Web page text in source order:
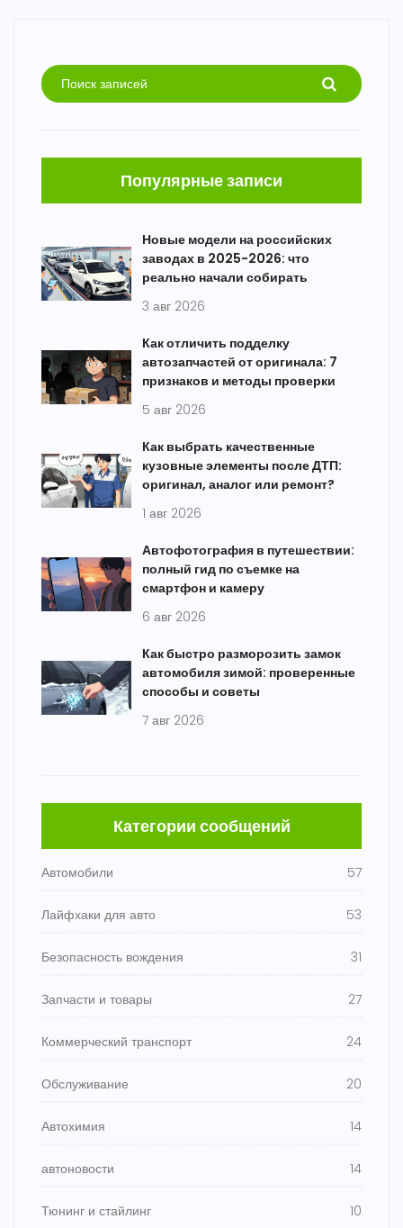
Популярные записи
Новые модели на российских
заводах в 2025-2026: что
реально начали собирать
3 авг 2026
Как отличить подделку
автозапчастей от оригинала: 7
признаков и методы проверки
5 авг 2026
Как выбрать качественные
кузовные элементы после ДТП:
оригинал, аналог или ремонт?
1 авг 2026
Автофотография в путешествии:
полный гид по съемке на
смартфон и камеру
6 авг 2026
Как быстро разморозить замок
автомобиля зимой: проверенные
способы и советы
7 авг 2026
Категории сообщений
Автомобили 57
Лайфхаки для авто 53
Безопасность вождения 31
Запчасти и товары 27
Коммерческий транспорт 24
Обслуживание 20
Автохимия 14
автоновости 14
Тюнинг и стайлинг 10